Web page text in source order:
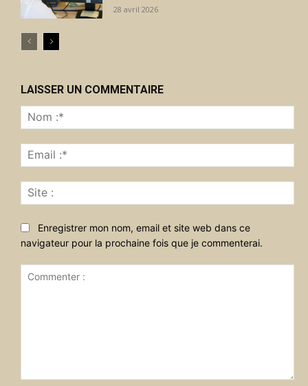
28 avril 2026
LAISSER UN COMMENTAIRE
:*
:*
:
Enregistrer mon nom, email et site web dans ce
navigateur pour la prochaine fois que je commenterai.